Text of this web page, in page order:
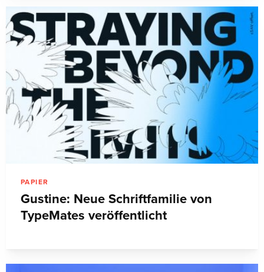
PAPIER
Gustine: Neue Schriftfamilie von
TypeMates veröffentlicht